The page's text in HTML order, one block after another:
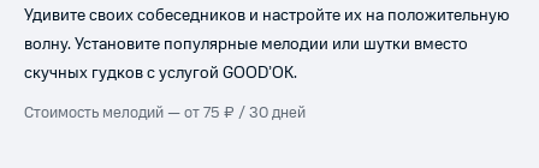
Удивите своих собеседников и настройте их на положительную
волну. Установите популярные мелодии или шутки вместо
скучных гудков с услугой GOOD’OK.
Стоимость мелодий — от 75 ₽ / 30 дней